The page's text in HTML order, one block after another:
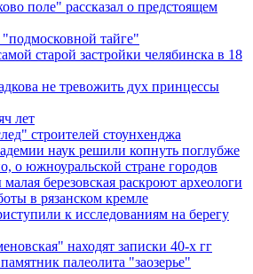
поле" рассказал о предстоящем
тайге"
старой застройки челябинска в 18
не тревожить дух принцессы
лет
строителей стоунхенджа
наук решили копнуть поглубже
о южноуральской стране городов
березовская раскроют археологи
в рязанском кремле
к исследованиям на берегу
находят записки 40-х гг
палеолита "заозерье"